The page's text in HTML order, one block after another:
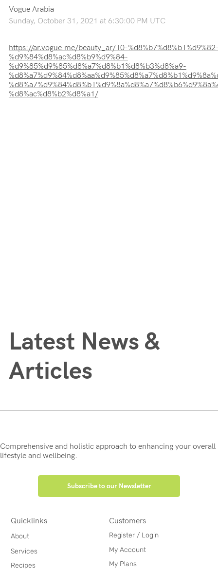
Vogue Arabia
Sunday, October 31, 2021 at 6:30:00 PM UTC
https://ar.vogue.me/beauty_ar/10-
%d9%84%d8%ac%d8%b9%d9%84-
%d9%85%d9%85%d8%a7%d8%b1%d8%b3%d8%a9-
%d8%ac%d8%b2%d8%a1/
Latest News &
Articles
Comprehensive and holistic approach to enhancing your overall
lifestyle and wellbeing.
Subscribe to our Newsletter
Quicklinks
Services
Recipes
About
Customers
Register / Login
My Plans
My Account